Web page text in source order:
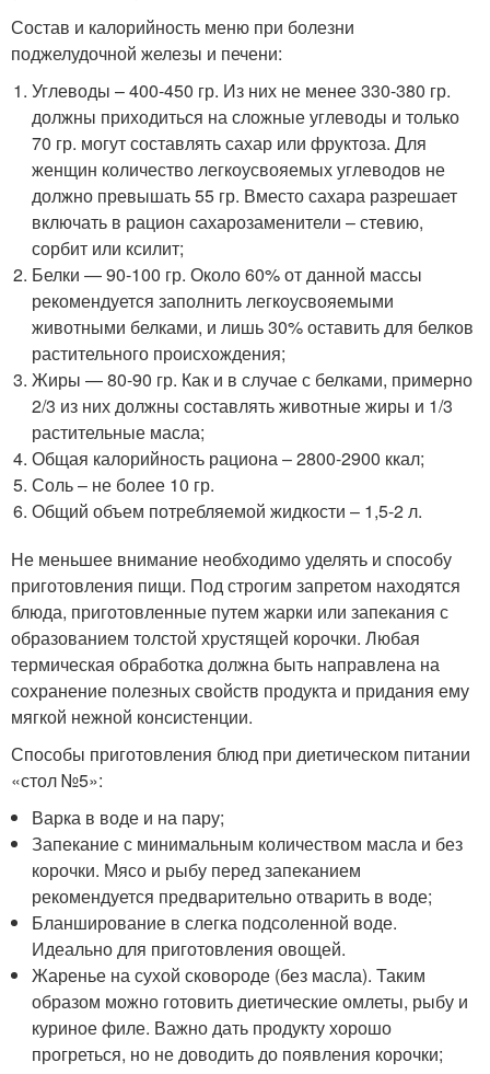
Состав и калорийность меню при болезни
поджелудочной железы и печени:
Углеводы – 400-450 гр. Из них не менее 330-380 гр.
должны приходиться на сложные углеводы и только
70 гр. могут составлять сахар или фруктоза. Для
женщин количество легкоусвояемых углеводов не
должно превышать 55 гр. Вместо сахара разрешает
включать в рацион сахарозаменители – стевию,
сорбит или ксилит;
Белки — 90-100 гр. Около 60% от данной массы
рекомендуется заполнить легкоусвояемыми
животными белками, и лишь 30% оставить для белков
растительного происхождения;
Жиры — 80-90 гр. Как и в случае с белками, примерно
2/3 из них должны составлять животные жиры и 1/3
растительные масла;
Общая калорийность рациона – 2800-2900 ккал;
Соль – не более 10 гр.
Общий объем потребляемой жидкости – 1,5-2 л.
Не меньшее внимание необходимо уделять и способу
приготовления пищи. Под строгим запретом находятся
блюда, приготовленные путем жарки или запекания с
образованием толстой хрустящей корочки. Любая
термическая обработка должна быть направлена на
сохранение полезных свойств продукта и придания ему
мягкой нежной консистенции.
Способы приготовления блюд при диетическом питании
«стол №5»:
Варка в воде и на пару;
Запекание с минимальным количеством масла и без
корочки. Мясо и рыбу перед запеканием
рекомендуется предварительно отварить в воде;
Бланширование в слегка подсоленной воде.
Идеально для приготовления овощей.
Жаренье на сухой сковороде (без масла). Таким
образом можно готовить диетические омлеты, рыбу и
куриное филе. Важно дать продукту хорошо
прогреться, но не доводить до появления корочки;